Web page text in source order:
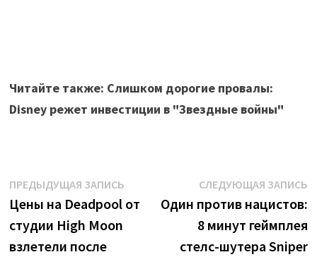
Читайте также: Слишком дорогие провалы:
Disney режет инвестиции в "Звездные войны"
Навигация
по
записям
ПРЕДЫДУЩАЯ ЗАПИСЬПредыдущая
запись:
Цены на Deadpool от
студии High Moon
взлетели после
СЛЕДУЮЩАЯ ЗАПИСЬ
Один против нацистов:
8 минут геймплея
стелс-шутера Sniper